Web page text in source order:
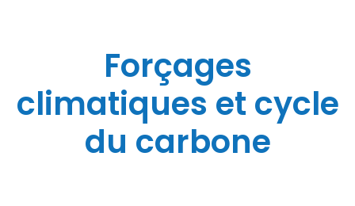
Forçages
climatiques et cycle
du carbone